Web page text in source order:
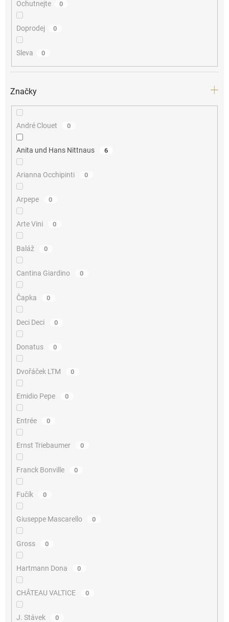
Ochutnejte 0
Doprodej 0
Sleva 0
Značky
André Clouet 0
Anita und Hans Nittnaus 6
Arianna Occhipinti 0
Arpepe 0
Arte Vini 0
Baláž 0
Cantina Giardino 0
Čapka 0
Deci Deci 0
Donatus 0
Dvořáček LTM 0
Emidio Pepe 0
Entrée 0
Ernst Triebaumer 0
Franck Bonville 0
Fučík 0
Giuseppe Mascarello 0
Gross 0
Hartmann Dona 0
CHÂTEAU VALTICE 0
J. Stávek 0